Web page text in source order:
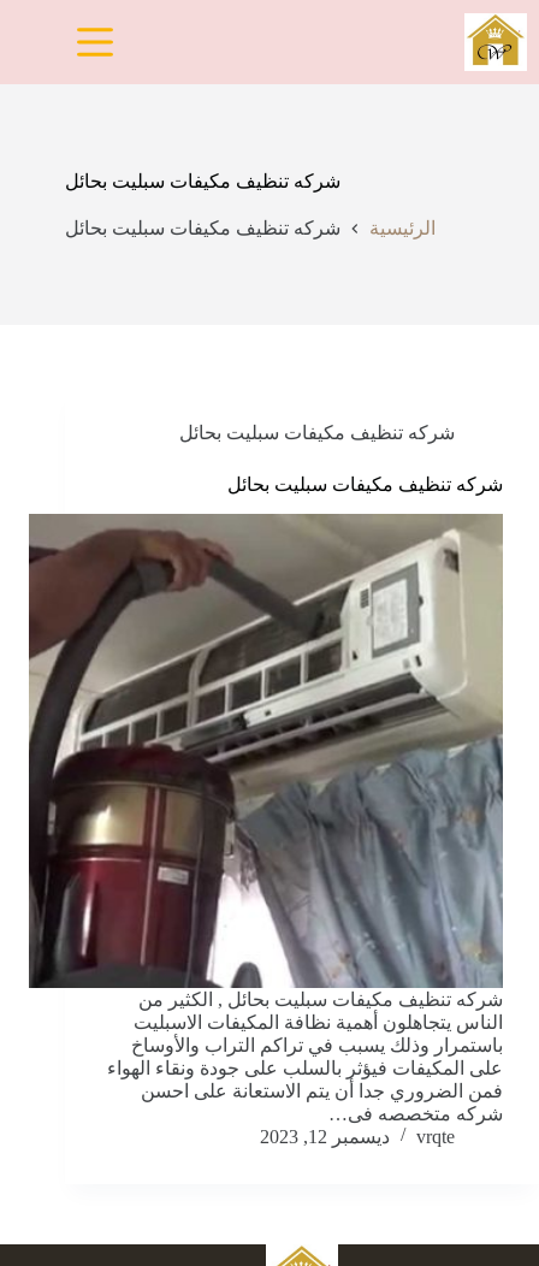
التجاوز
إلى
المحتوى
شركه تنظيف مكيفات سبليت بحائل
الرئيسية شركه تنظيف مكيفات سبليت بحائل
شركه تنظيف مكيفات سبليت بحائل
شركه تنظيف مكيفات سبليت بحائل
شركه تنظيف مكيفات سبليت بحائل , الكثير من
الناس يتجاهلون أهمية نظافة المكيفات الاسبليت
باستمرار وذلك يسبب في تراكم التراب والأوساخ
على المكيفات فيؤثر بالسلب على جودة ونقاء الهواء
فمن الضروري جدا أن يتم الاستعانة على احسن
شركه متخصصه فى…
vrqte
ديسمبر 12, 2023